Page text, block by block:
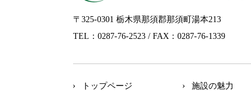
〒325-0301 栃木県那須郡那須町湯本213
TEL：0287-76-2523 / FAX：0287-76-1339
トップページ 施設の魅力